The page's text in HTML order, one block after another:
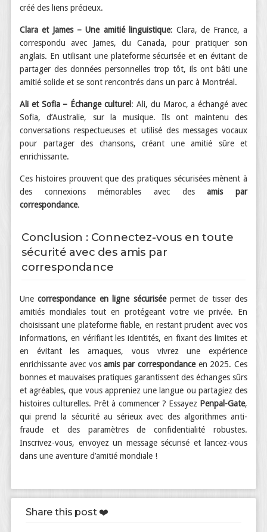
créé des liens précieux.
Clara et James – Une amitié linguistique: Clara, de France, a
correspondu avec James, du Canada, pour pratiquer son
anglais. En utilisant une plateforme sécurisée et en évitant de
partager des données personnelles trop tôt, ils ont bâti une
amitié solide et se sont rencontrés dans un parc à Montréal.
Ali et Sofia – Échange culturel: Ali, du Maroc, a échangé avec
Sofia, d’Australie, sur la musique. Ils ont maintenu des
conversations respectueuses et utilisé des messages vocaux
pour partager des chansons, créant une amitié sûre et
enrichissante.
Ces histoires prouvent que des pratiques sécurisées mènent à
des connexions mémorables avec desamis par
correspondance.
Conclusion : Connectez-vous en toute
sécurité avec des amis par
correspondance
Unecorrespondance en ligne sécuriséepermet de tisser des
amitiés mondiales tout en protégeant votre vie privée. En
choisissant une plateforme fiable, en restant prudent avec vos
informations, en vérifiant les identités, en fixant des limites et
en évitant les arnaques, vous vivrez une expérience
enrichissante avec vosamis par correspondanceen 2025. Ces
bonnes et mauvaises pratiques garantissent des échanges sûrs
et agréables, que vous appreniez une langue ou partagiez des
histoires culturelles. Prêt à commencer ? Essayez Penpal-Gate,
qui prend la sécurité au sérieux avec des algorithmes anti-
fraude et des paramètres de confidentialité robustes.
Inscrivez-vous, envoyez un message sécurisé et lancez-vous
dans une aventure d’amitié mondiale !
Share this post ❤️